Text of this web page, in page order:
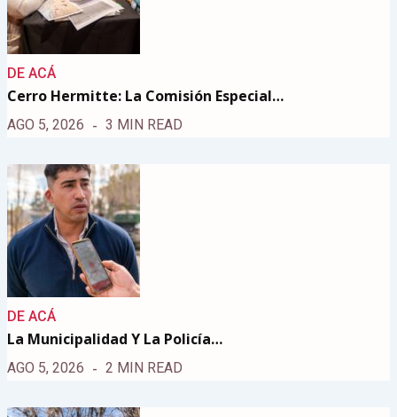
DE ACÁ
Cerro Hermitte: La Comisión Especial…
AGO 5, 2026 3 MIN READ
DE ACÁ
La Municipalidad Y La Policía…
AGO 5, 2026 2 MIN READ